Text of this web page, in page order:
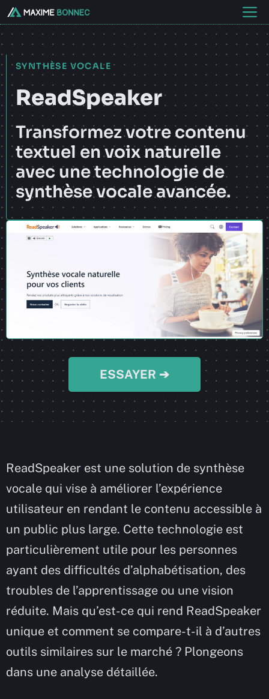
Aller
au
contenu
SYNTHÈSE VOCALE
ReadSpeaker
Transformez votre contenu
textuel en voix naturelle
avec une technologie de
synthèse vocale avancée.
ESSAYER ➔
ReadSpeaker est une solution de synthèse
vocale qui vise à améliorer l’expérience
utilisateur en rendant le contenu accessible à
un public plus large. Cette technologie est
particulièrement utile pour les personnes
ayant des difficultés d’alphabétisation, des
troubles de l’apprentissage ou une vision
réduite. Mais qu’est-ce qui rend ReadSpeaker
unique et comment se compare-t-il à d’autres
outils similaires sur le marché ? Plongeons
dans une analyse détaillée.